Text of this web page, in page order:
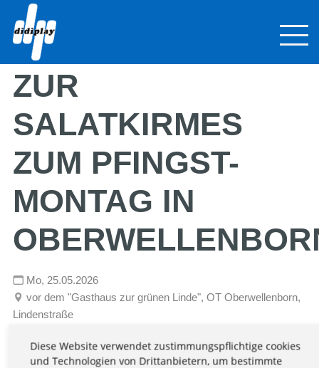
FRÜHSCHOPPEN
ZUR
SALATKIRMES
ZUM PFINGST-
MONTAG IN
Mo, 25.05.2026
vor dem "Gasthaus zur grünen Linde", OT Oberwellenborn,
Lindenstraße
der Kult zum Pfingst-Montag: die 1. Kirmse im Jahr
Diese Website verwendet zustimmungspflichtige cookies
und Technologien von Drittanbietern, um bestimmte